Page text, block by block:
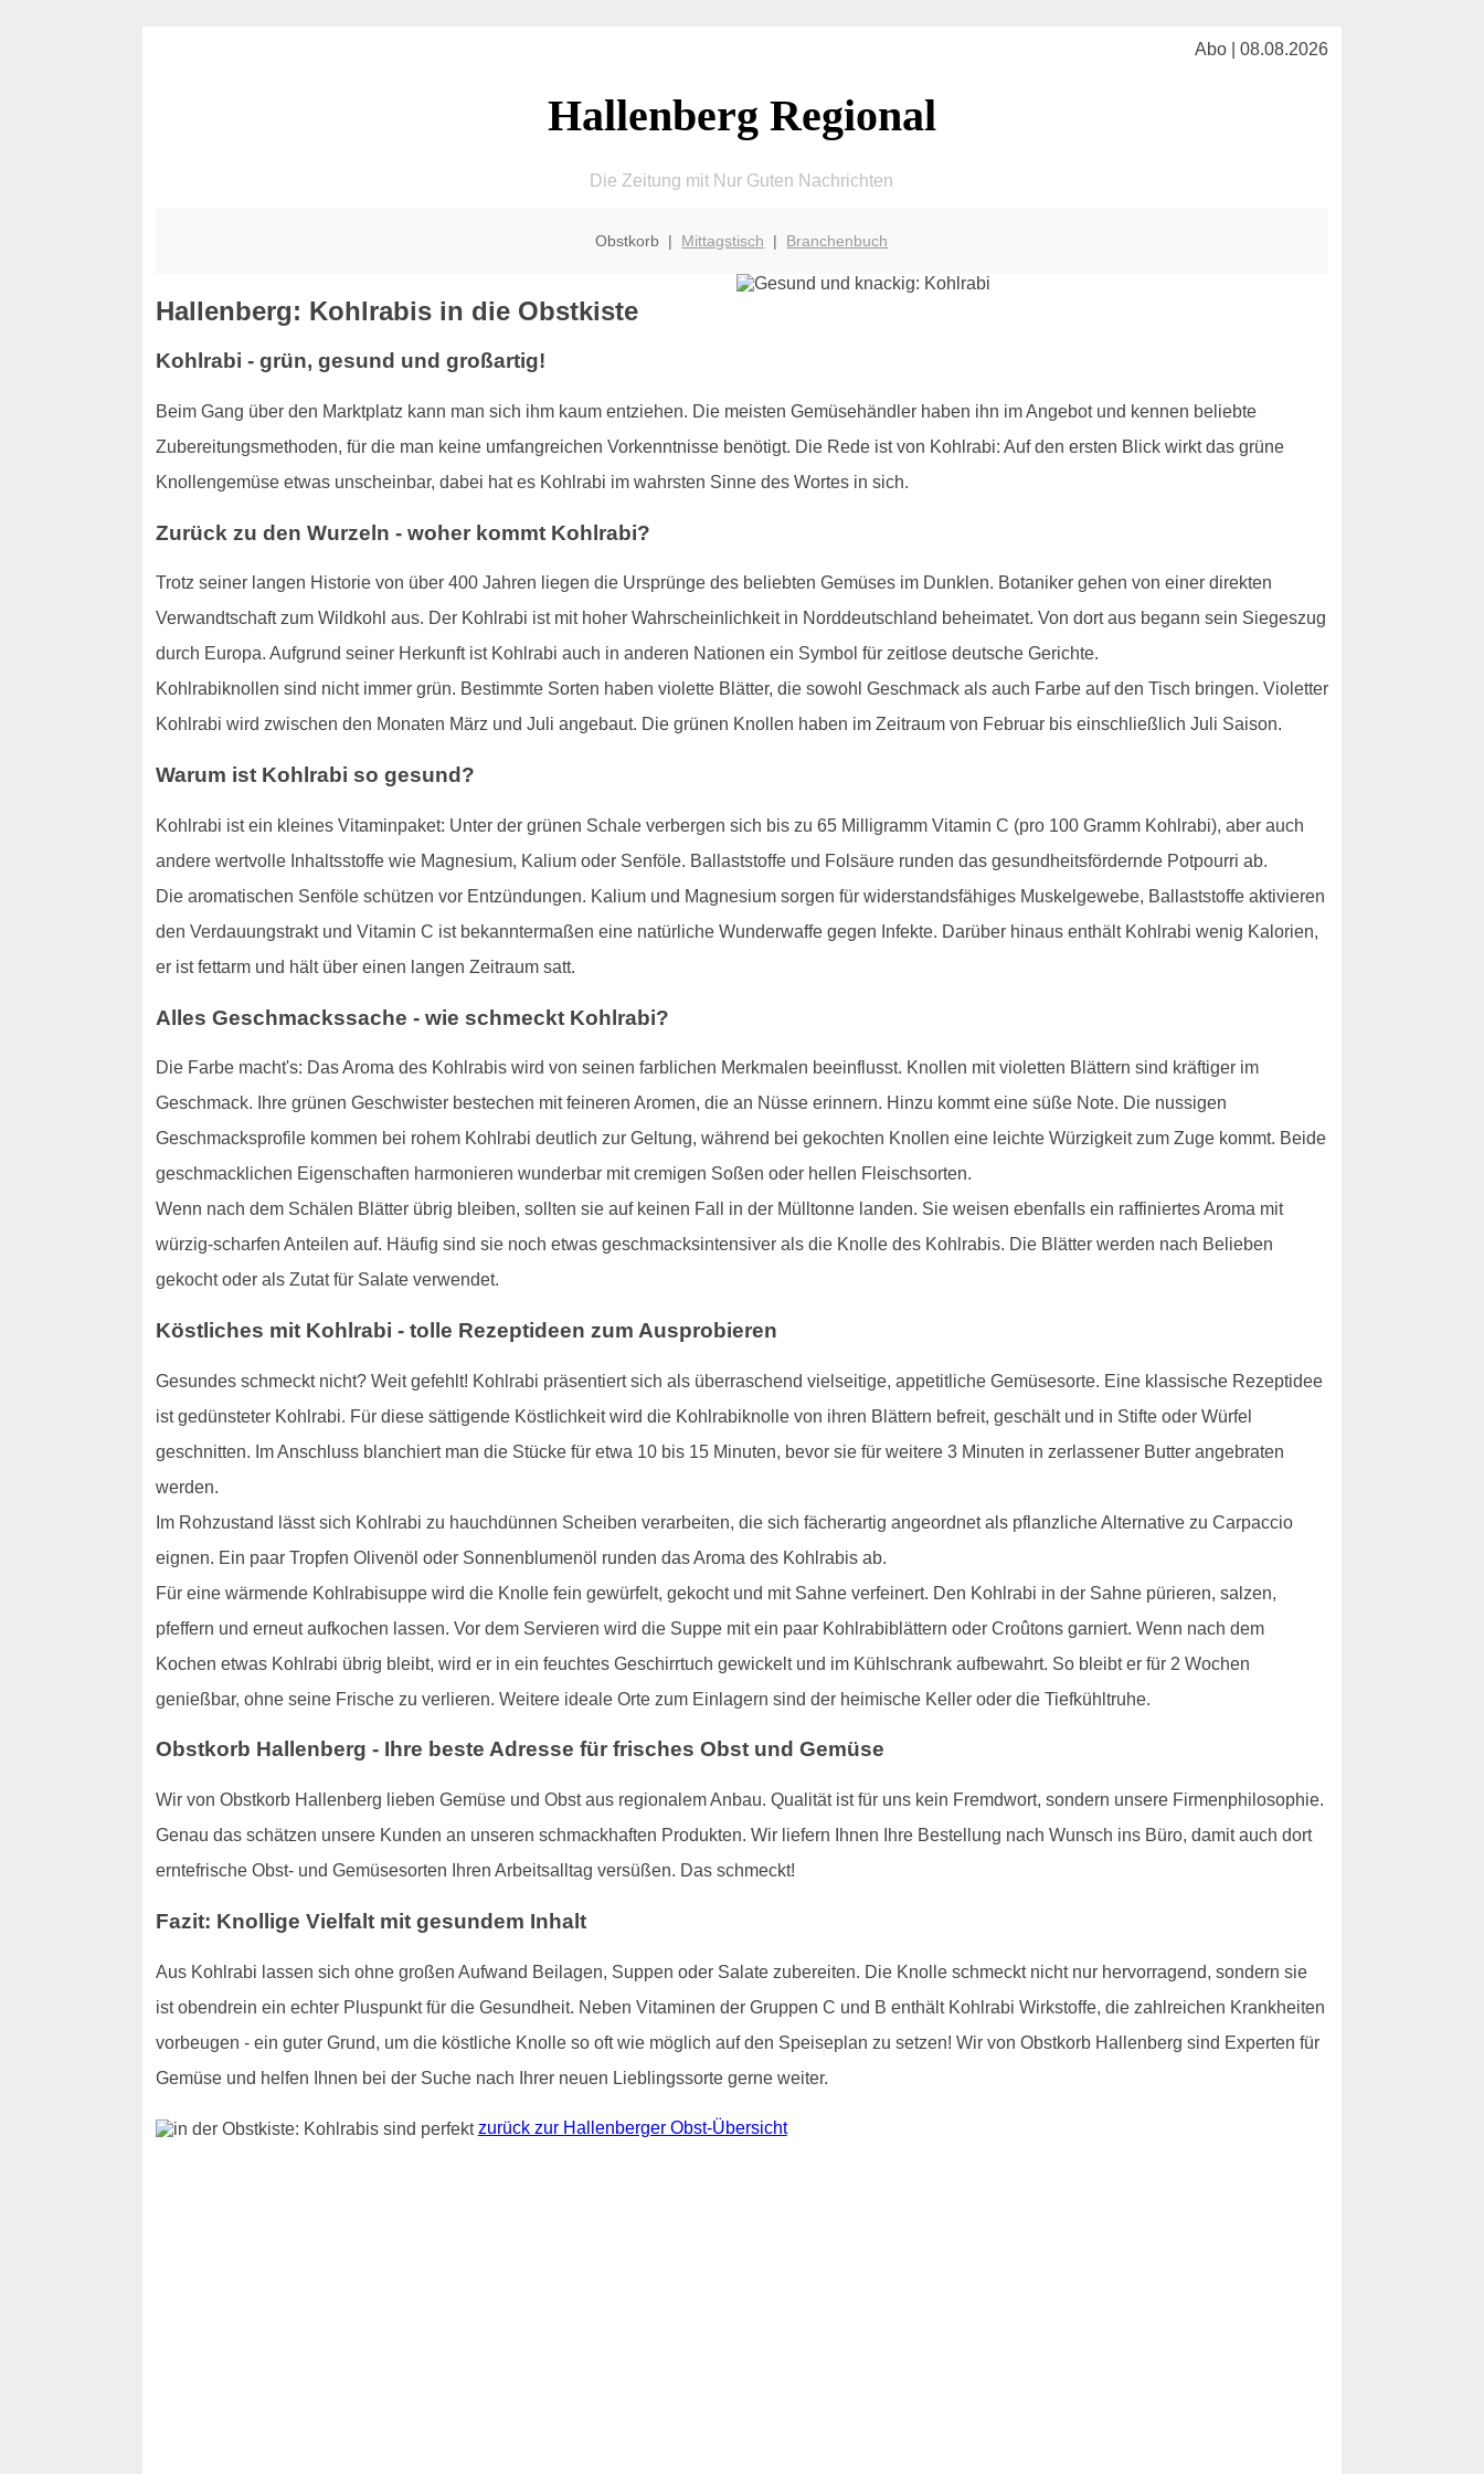
Abo | 08.08.2026
Hallenberg Regional
Die Zeitung mit Nur Guten Nachrichten
Obstkorb | Mittagstisch | Branchenbuch
Hallenberg: Kohlrabis in die Obstkiste
Kohlrabi - grün, gesund und großartig!
Beim Gang über den Marktplatz kann man sich ihm kaum entziehen. Die meisten Gemüsehändler haben ihn im Angebot und kennen beliebte
Zubereitungsmethoden, für die man keine umfangreichen Vorkenntnisse benötigt. Die Rede ist von Kohlrabi: Auf den ersten Blick wirkt das grüne
Knollengemüse etwas unscheinbar, dabei hat es Kohlrabi im wahrsten Sinne des Wortes in sich.
Zurück zu den Wurzeln - woher kommt Kohlrabi?
Trotz seiner langen Historie von über 400 Jahren liegen die Ursprünge des beliebten Gemüses im Dunklen. Botaniker gehen von einer direkten
Verwandtschaft zum Wildkohl aus. Der Kohlrabi ist mit hoher Wahrscheinlichkeit in Norddeutschland beheimatet. Von dort aus begann sein Siegeszug
durch Europa. Aufgrund seiner Herkunft ist Kohlrabi auch in anderen Nationen ein Symbol für zeitlose deutsche Gerichte.
Kohlrabiknollen sind nicht immer grün. Bestimmte Sorten haben violette Blätter, die sowohl Geschmack als auch Farbe auf den Tisch bringen. Violetter
Kohlrabi wird zwischen den Monaten März und Juli angebaut. Die grünen Knollen haben im Zeitraum von Februar bis einschließlich Juli Saison.
Warum ist Kohlrabi so gesund?
Kohlrabi ist ein kleines Vitaminpaket: Unter der grünen Schale verbergen sich bis zu 65 Milligramm Vitamin C (pro 100 Gramm Kohlrabi), aber auch
andere wertvolle Inhaltsstoffe wie Magnesium, Kalium oder Senföle. Ballaststoffe und Folsäure runden das gesundheitsfördernde Potpourri ab.
Die aromatischen Senföle schützen vor Entzündungen. Kalium und Magnesium sorgen für widerstandsfähiges Muskelgewebe, Ballaststoffe aktivieren
den Verdauungstrakt und Vitamin C ist bekanntermaßen eine natürliche Wunderwaffe gegen Infekte. Darüber hinaus enthält Kohlrabi wenig Kalorien,
er ist fettarm und hält über einen langen Zeitraum satt.
Alles Geschmackssache - wie schmeckt Kohlrabi?
Die Farbe macht's: Das Aroma des Kohlrabis wird von seinen farblichen Merkmalen beeinflusst. Knollen mit violetten Blättern sind kräftiger im
Geschmack. Ihre grünen Geschwister bestechen mit feineren Aromen, die an Nüsse erinnern. Hinzu kommt eine süße Note. Die nussigen
Geschmacksprofile kommen bei rohem Kohlrabi deutlich zur Geltung, während bei gekochten Knollen eine leichte Würzigkeit zum Zuge kommt. Beide
geschmacklichen Eigenschaften harmonieren wunderbar mit cremigen Soßen oder hellen Fleischsorten.
Wenn nach dem Schälen Blätter übrig bleiben, sollten sie auf keinen Fall in der Mülltonne landen. Sie weisen ebenfalls ein raffiniertes Aroma mit
würzig-scharfen Anteilen auf. Häufig sind sie noch etwas geschmacksintensiver als die Knolle des Kohlrabis. Die Blätter werden nach Belieben
gekocht oder als Zutat für Salate verwendet.
Köstliches mit Kohlrabi - tolle Rezeptideen zum Ausprobieren
Gesundes schmeckt nicht? Weit gefehlt! Kohlrabi präsentiert sich als überraschend vielseitige, appetitliche Gemüsesorte. Eine klassische Rezeptidee
ist gedünsteter Kohlrabi. Für diese sättigende Köstlichkeit wird die Kohlrabiknolle von ihren Blättern befreit, geschält und in Stifte oder Würfel
geschnitten. Im Anschluss blanchiert man die Stücke für etwa 10 bis 15 Minuten, bevor sie für weitere 3 Minuten in zerlassener Butter angebraten
werden.
Im Rohzustand lässt sich Kohlrabi zu hauchdünnen Scheiben verarbeiten, die sich fächerartig angeordnet als pflanzliche Alternative zu Carpaccio
eignen. Ein paar Tropfen Olivenöl oder Sonnenblumenöl runden das Aroma des Kohlrabis ab.
Für eine wärmende Kohlrabisuppe wird die Knolle fein gewürfelt, gekocht und mit Sahne verfeinert. Den Kohlrabi in der Sahne pürieren, salzen,
pfeffern und erneut aufkochen lassen. Vor dem Servieren wird die Suppe mit ein paar Kohlrabiblättern oder Croûtons garniert. Wenn nach dem
Kochen etwas Kohlrabi übrig bleibt, wird er in ein feuchtes Geschirrtuch gewickelt und im Kühlschrank aufbewahrt. So bleibt er für 2 Wochen
genießbar, ohne seine Frische zu verlieren. Weitere ideale Orte zum Einlagern sind der heimische Keller oder die Tiefkühltruhe.
Obstkorb Hallenberg - Ihre beste Adresse für frisches Obst und Gemüse
Wir von Obstkorb Hallenberg lieben Gemüse und Obst aus regionalem Anbau. Qualität ist für uns kein Fremdwort, sondern unsere Firmenphilosophie.
Genau das schätzen unsere Kunden an unseren schmackhaften Produkten. Wir liefern Ihnen Ihre Bestellung nach Wunsch ins Büro, damit auch dort
erntefrische Obst- und Gemüsesorten Ihren Arbeitsalltag versüßen. Das schmeckt!
Fazit: Knollige Vielfalt mit gesundem Inhalt
Aus Kohlrabi lassen sich ohne großen Aufwand Beilagen, Suppen oder Salate zubereiten. Die Knolle schmeckt nicht nur hervorragend, sondern sie
ist obendrein ein echter Pluspunkt für die Gesundheit. Neben Vitaminen der Gruppen C und B enthält Kohlrabi Wirkstoffe, die zahlreichen Krankheiten
vorbeugen - ein guter Grund, um die köstliche Knolle so oft wie möglich auf den Speiseplan zu setzen! Wir von Obstkorb Hallenberg sind Experten für
Gemüse und helfen Ihnen bei der Suche nach Ihrer neuen Lieblingssorte gerne weiter.
zurück zur Hallenberger Obst-Übersicht